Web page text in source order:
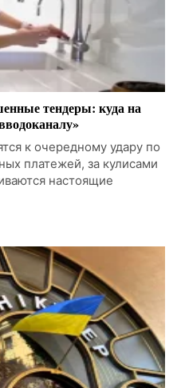
тендеры: куда на
к очередному удару по
платежей, за кулисами
настоящие